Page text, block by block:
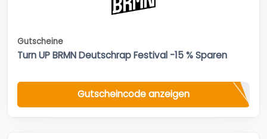
Gutscheine
Turn UP BRMN Deutschrap Festival -15 % Sparen
Gutscheincode anzeigen